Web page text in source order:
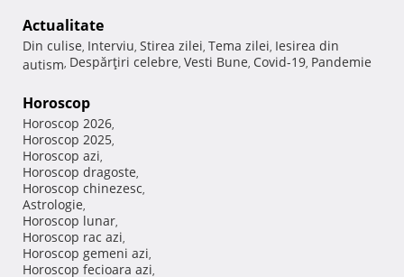
Actualitate
Din culise, Interviu, Stirea zilei, Tema zilei, Iesirea din
autism, Despărţiri celebre, Vesti Bune, Covid-19, Pandemie
Horoscop
Horoscop 2026,
Horoscop 2025,
Horoscop azi,
Horoscop dragoste,
Horoscop chinezesc,
Astrologie,
Horoscop lunar,
Horoscop rac azi,
Horoscop gemeni azi,
Horoscop fecioara azi,